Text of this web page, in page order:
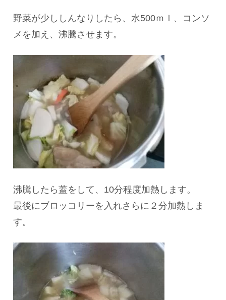
野菜が少ししんなりしたら、水500ｍｌ、コンソ
メを加え、沸騰させます。
​沸騰したら蓋をして、10分程度加熱します。
最後にブロッコリーを入れさらに２分加熱しま
す。